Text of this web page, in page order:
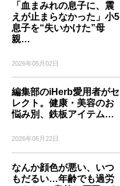
「血まみれの息子に、震
えが止まらなかった」小5
息子を“失いかけた”母
親…
2026年05月02日
編集部のiHerb愛用者がセ
レクト。健康・美容のお
悩み別、鉄板アイテム…
2026年06月22日
なんか顔色が悪い、いつ
もだるい…年齢でも過労